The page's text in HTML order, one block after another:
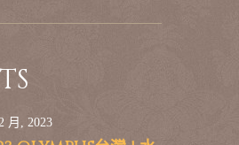
月, 2023